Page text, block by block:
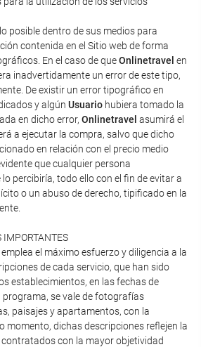
posible dentro de sus medios para
contenida en el Sitio web de forma
En el caso de queOnlinetravel en
inadvertidamente un error de este tipo,
De existir un error tipográfico en
y algún Usuario hubiera tomado la
en dicho error, Onlinetravel asumirá el
a ejecutar la compra, salvo que dicho
en relación con el precio medio
que cualquier persona
percibiría, todo ello con el fin de evitar a
o un abuso de derecho, tipificado en la
IMPORTANTES
emplea el máximo esfuerzo y diligencia a la
de cada servicio, que han sido
establecimientos, en las fechas de
programa, se vale de fotografías
paisajes y apartamentos, con la
momento, dichas descripciones reflejen la
con la mayor objetividad